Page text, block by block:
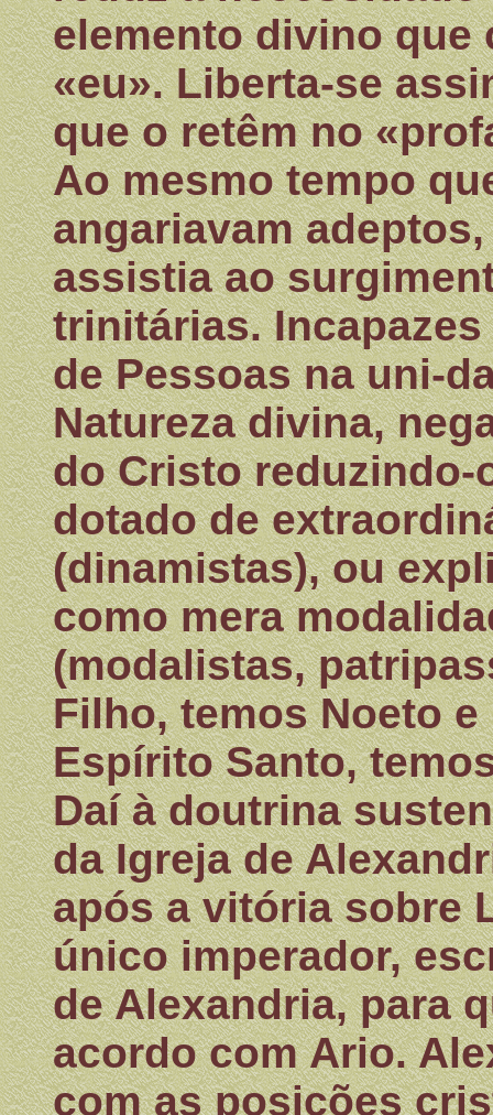
elemento divino
«eu». Liberta-se
que o retêm no
Ao mesmo tempo
angariavam
assistia ao
trinitárias.
de Pessoas na uni-
Natureza divina,
do Cristo reduzindo-
dotado de
(dinamistas), ou
como mera
(modalistas,
Filho, temos Noeto
Espírito Santo,
Daí à doutrina
da Igreja de
após a vitória sobre
único imperador,
de Alexandria, para
acordo com Ario.
com as posições